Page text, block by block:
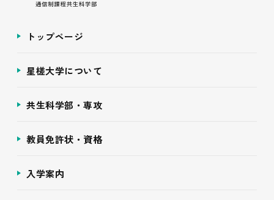
トップページ
星槎大学について
共生科学部・専攻
教員免許状・資格
入学案内